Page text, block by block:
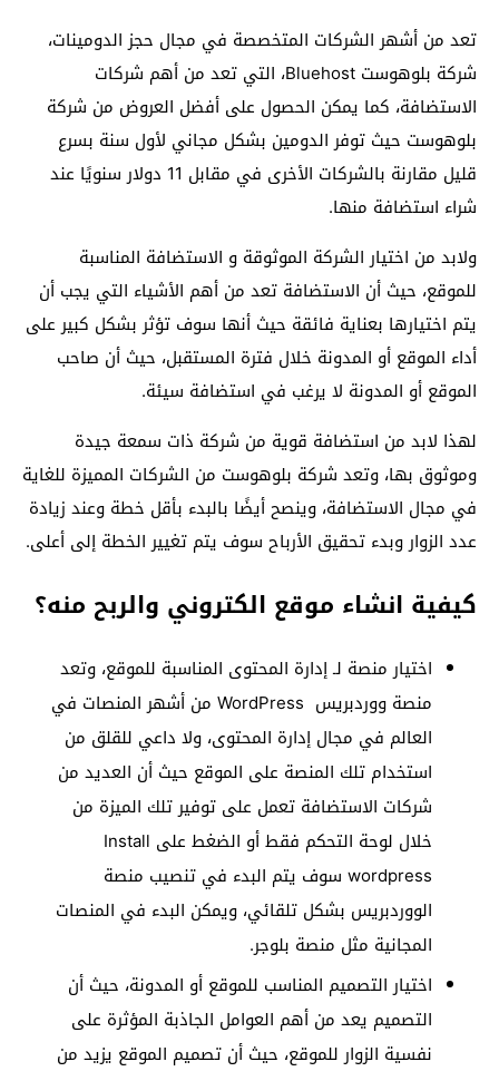
تعد من أشهر الشركات المتخصصة في مجال حجز الدومينات،
شركة بلوهوست Bluehost، التي تعد من أهم شركات
الاستضافة، كما يمكن الحصول على أفضل العروض من شركة
بلوهوست حيث توفر الدومين بشكل مجاني لأول سنة بسرع
قليل مقارنة بالشركات الأخرى في مقابل 11 دولار سنويًا عند
شراء استضافة منها.
ولابد من اختيار الشركة الموثوقة و الاستضافة المناسبة
للموقع، حيث أن الاستضافة تعد من أهم الأشياء التي يجب أن
يتم اختيارها بعناية فائقة حيث أنها سوف تؤثر بشكل كبير على
أداء الموقع أو المدونة خلال فترة المستقبل، حيث أن صاحب
الموقع أو المدونة لا يرغب في استضافة سيئة.
لهذا لابد من استضافة قوية من شركة ذات سمعة جيدة
وموثوق بها، وتعد شركة بلوهوست من الشركات المميزة للغاية
في مجال الاستضافة، وينصح أيضًا بالبدء بأقل خطة وعند زيادة
عدد الزوار وبدء تحقيق الأرباح سوف يتم تغيير الخطة إلى أعلى.
كيفية انشاء موقع الكتروني والربح منه؟
اختيار منصة لـ إدارة المحتوى المناسبة للموقع، وتعد
منصة ووردبريس WordPress من أشهر المنصات في
العالم في مجال إدارة المحتوى، ولا داعي للقلق من
استخدام تلك المنصة على الموقع حيث أن العديد من
شركات الاستضافة تعمل على توفير تلك الميزة من
خلال لوحة التحكم فقط أو الضغط على Install
wordpress سوف يتم البدء في تنصيب منصة
الووردبريس بشكل تلقائي، ويمكن البدء في المنصات
المجانية مثل منصة بلوجر.
اختيار التصميم المناسب للموقع أو المدونة، حيث أن
التصميم يعد من أهم العوامل الجاذبة المؤثرة على
نفسية الزوار للموقع، حيث أن تصميم الموقع يزيد من